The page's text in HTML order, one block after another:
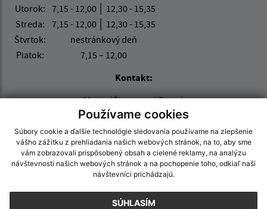
Používame cookies
Súbory cookie a ďalšie technológie sledovania používame na zlepšenie
vášho zážitku z prehliadania našich webových stránok, na to, aby sme
vám zobrazovali prispôsobený obsah a cielené reklamy, na analýzu
návštevnosti našich webových stránok a na pochopenie toho, odkiaľ naši
návštevníci prichádzajú.
SÚHLASÍM
Utorok: 7,15 - 12,00 │ 12,30 - 15,35
Streda:
7,15 - 12,00 │ 12,30 - 15,35
Štvrtok:
nestránkový deň
Piatok:
7,15 – 12,00
Kontakt:
Mesto (Čierna nad Tisou)
Námestie Pionierov 151/1
076 43 Čierna nad Tisou
mesto@ciernanadtisou.sk
+421 56 687 22 01
IČO: 00331465